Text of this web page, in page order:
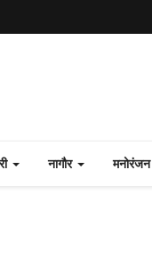
नागौर मनोरंजन